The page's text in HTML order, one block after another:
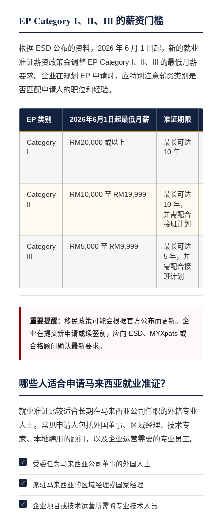
EP Category I、II、III 的薪资门槛
根据 ESD 公布的资料，2026 年 6 月 1 日起，新的就业
准证薪资政策会调整 EP Category I、II、III 的最低月薪
要求。企业在规划 EP 申请时，应特别注意薪资类别是
否匹配申请人的职位和经验。
EP 类别 2026年6月1日起最低月薪 准证期限
Category
RM20,000 或以上
最长可达
10 年
Category
RM10,000 至 RM19,999
最长可达
10 年，
并需配合
接班计划
Category
RM5,000 至 RM9,999
最长可达
5 年，并
需配合接
班计划
重要提醒：移民政策可能会根据官方公布而更新。企
业在提交新申请或续签前，应向 ESD、MYXpats 或
合格顾问确认最新要求。
哪些人适合申请马来西亚就业准证？
就业准证比较适合长期在马来西亚公司任职的外籍专业
人士。常见申请人包括外国董事、区域经理、技术专
家、本地聘用的顾问，以及企业运营需要的专业员工。
受委任为马来西亚公司董事的外国人士
派驻马来西亚的区域经理或国家经理
企业项目或技术运营所需的专业技术人员